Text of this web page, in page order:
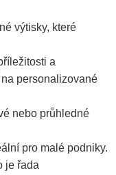
výtisky, které
a
personalizované
nebo průhledné
pro malé podniky.
je řada